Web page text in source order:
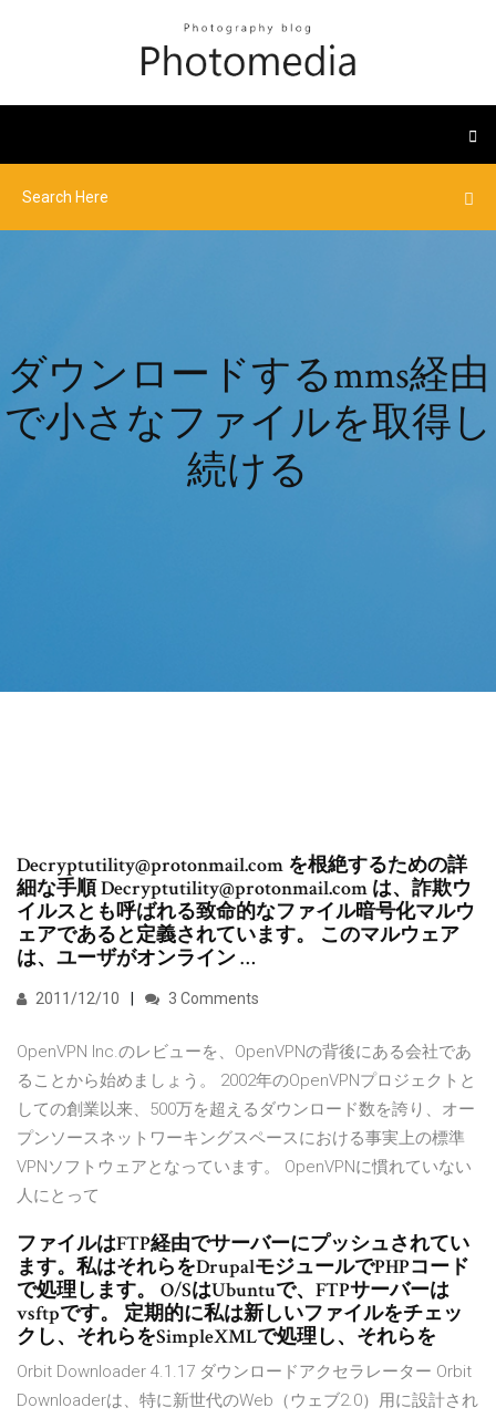
ダウンロードするmms経由
で小さなファイルを取得し
続ける
Decryptutility@protonmail.com を根絶するための詳
細な手順 Decryptutility@protonmail.com は、詐欺ウ
イルスとも呼ばれる致命的なファイル暗号化マルウ
ェアであると定義されています。 このマルウェア
は、ユーザがオンライン …
2011/12/10 3 Comments
OpenVPN Inc.のレビューを、OpenVPNの背後にある会社であ
ることから始めましょう。 2002年のOpenVPNプロジェクトと
しての創業以来、500万を超えるダウンロード数を誇り、オー
プンソースネットワーキングスペースにおける事実上の標準
VPNソフトウェアとなっています。 OpenVPNに慣れていない
人にとって
ファイルはFTP経由でサーバーにプッシュされてい
ます。私はそれらをDrupalモジュールでPHPコード
で処理します。 O/SはUbuntuで、FTPサーバーは
vsftpです。 定期的に私は新しいファイルをチェッ
クし、それらをSimpleXMLで処理し、それらを
Orbit Downloader 4.1.17 ダウンロードアクセラレーター Orbit
Downloaderは、特に新世代のWeb（ウェブ2.0）用に設計され